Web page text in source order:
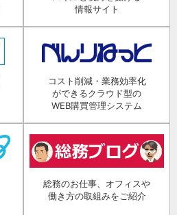
情報サイト
コスト削減・業務効率化
ができるクラウド型の
WEB購買管理システム
総務のお仕事、オフィスや
働き方の取組みをご紹介